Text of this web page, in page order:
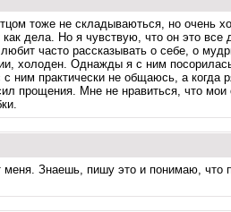
тоже не складываються, но очень
дела. Но я чувствую, что он это
часто рассказывать о себе, о
холоден. Однажды я с ним
ним практически не общаюсь, а
прощения. Мне не нравиться, что
Знаешь, пишу это и понимаю,